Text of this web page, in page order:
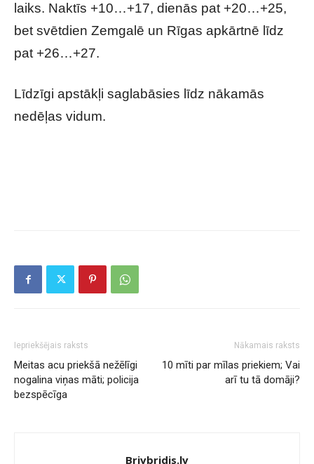
laiks. Naktīs +10…+17, dienās pat +20…+25,
bet svētdien Zemgalē un Rīgas apkārtnē līdz
pat +26…+27.
Līdzīgi apstākļi saglabāsies līdz nākamās
nedēļas vidum.
Iepriekšējais raksts
Meitas acu priekšā nežēlīgi
nogalina viņas māti; policija
bezspēcīga
Nākamais raksts
10 mīti par mīlas priekiem; Vai
arī tu tā domāji?
Brivbridis.lv